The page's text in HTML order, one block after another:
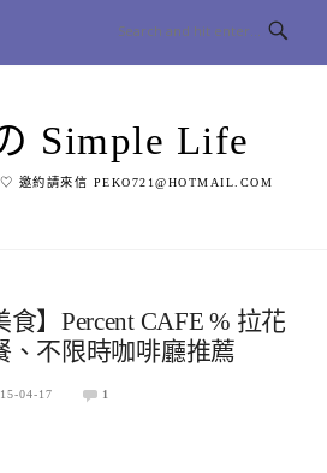
Simple Life
約請來信 PEKO721@HOTMAIL.COM
食】Percent CAFE % 拉花
、不限時咖啡廳推薦
04-17 1